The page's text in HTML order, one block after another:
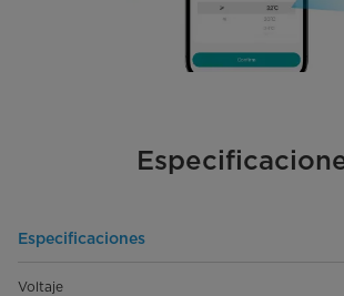
Especificaciones
Voltaje